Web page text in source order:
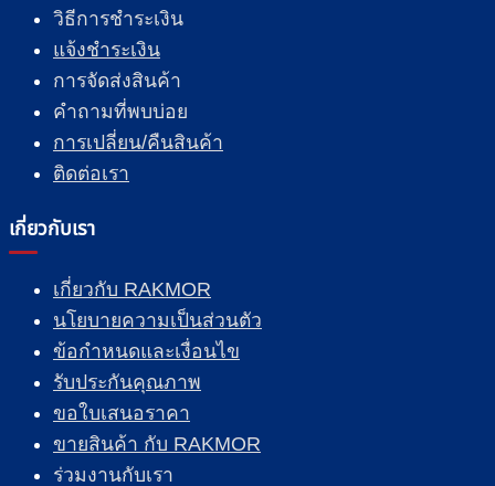
วิธีการชำระเงิน
แจ้งชำระเงิน
การจัดส่งสินค้า
คำถามที่พบบ่อย
การเปลี่ยน/คืนสินค้า
ติดต่อเรา
เกี่ยวกับเรา
เกี่ยวกับ RAKMOR
นโยบายความเป็นส่วนตัว
ข้อกำหนดและเงื่อนไข
รับประกันคุณภาพ
ขอใบเสนอราคา
ขายสินค้า กับ RAKMOR
ร่วมงานกับเรา